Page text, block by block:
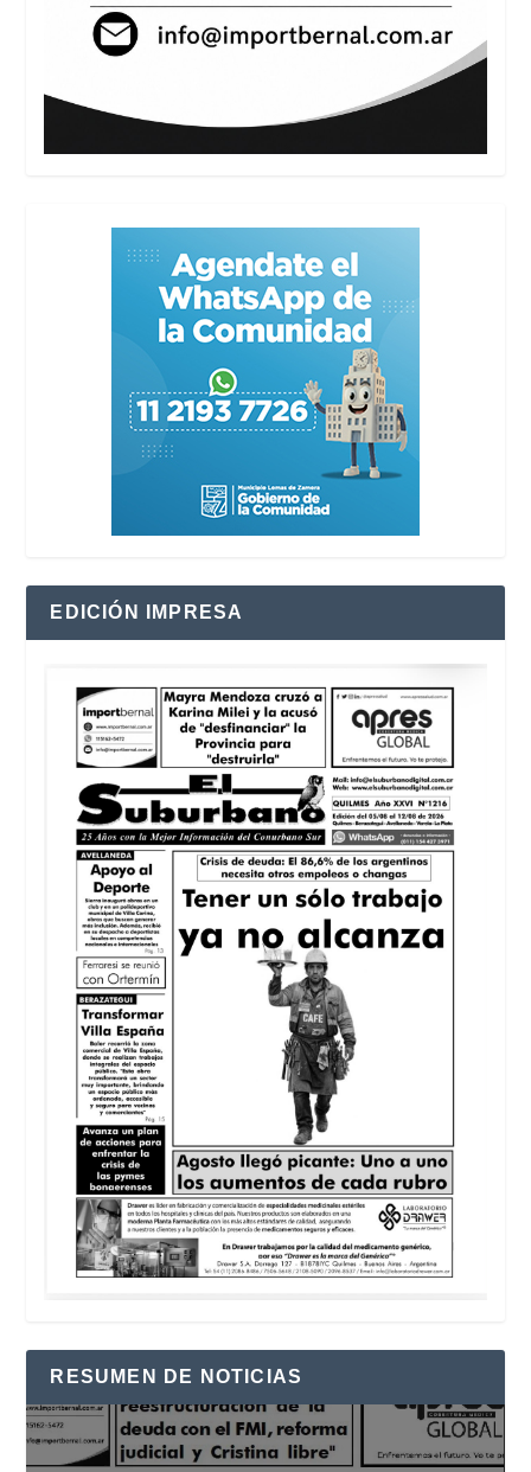
EDICIÓN IMPRESA
RESUMEN DE NOTICIAS
Reproductor
de
vídeo